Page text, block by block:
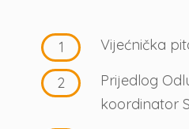
Vijećnička
Prijedlog
koordinator